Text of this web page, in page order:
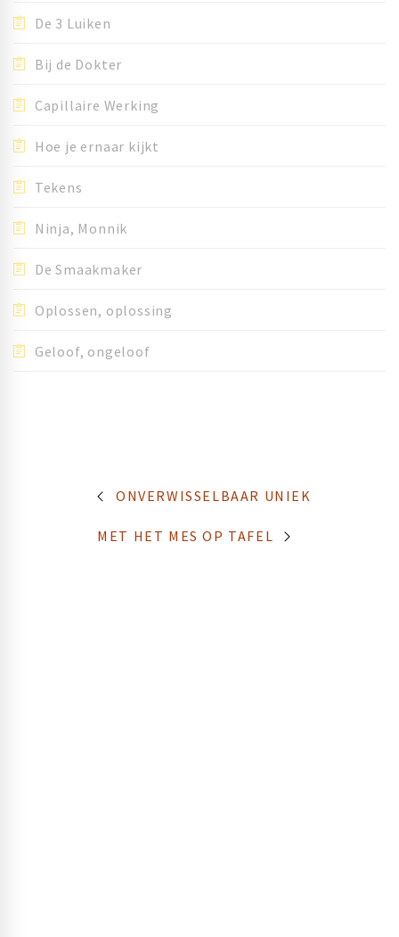
De 3 Luiken
Bij de Dokter
Capillaire Werking
Hoe je ernaar kijkt
Tekens
Ninja, Monnik
De Smaakmaker
Oplossen, oplossing
Geloof, ongeloof
ONVERWISSELBAAR UNIEK
MET HET MES OP TAFEL